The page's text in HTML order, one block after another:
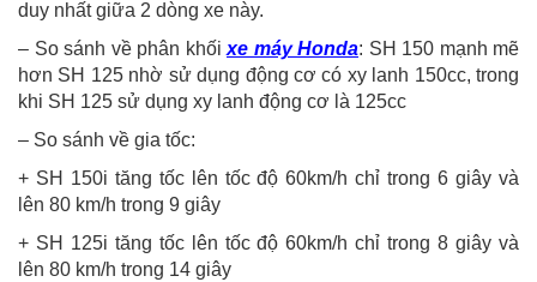
duy nhất giữa 2 dòng xe này.
– So sánh về phân khối xe máy Honda: SH 150 mạnh mẽ
hơn SH 125 nhờ sử dụng động cơ có xy lanh 150cc, trong
khi SH 125 sử dụng xy lanh động cơ là 125cc
– So sánh về gia tốc:
+ SH 150i tăng tốc lên tốc độ 60km/h chỉ trong 6 giây và
lên 80 km/h trong 9 giây
+ SH 125i tăng tốc lên tốc độ 60km/h chỉ trong 8 giây và
lên 80 km/h trong 14 giây